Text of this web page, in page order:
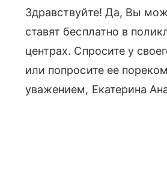
Здравствуйте! Да, Вы
ставят бесплатно в
центрах. Спросите у
или попросите ее
уважением, Екатерина